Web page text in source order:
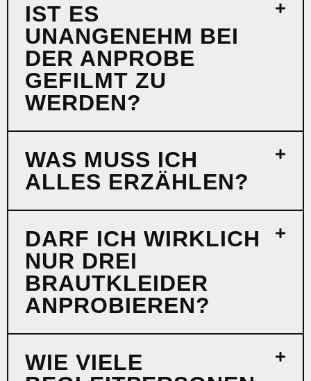
IST ES
UNANGENEHM BEI
DER ANPROBE
GEFILMT ZU
WERDEN?
WAS MUSS ICH
ALLES ERZÄHLEN?
DARF ICH WIRKLICH
NUR DREI
BRAUTKLEIDER
ANPROBIEREN?
WIE VIELE